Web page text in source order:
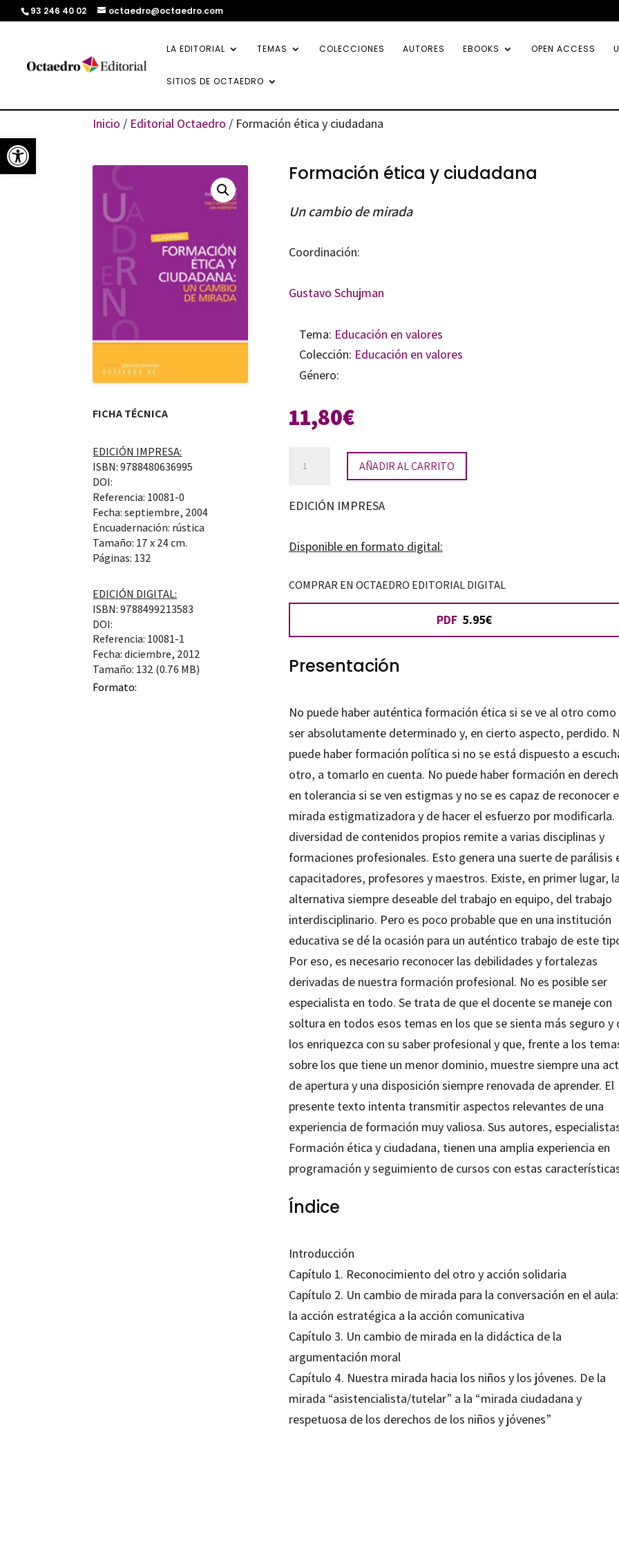
Abrir barra de herramientas
93 246 40 02 octaedro@octaedro.com
LA EDITORIAL TEMAS COLECCIONES AUTORES EBOOKS OPEN ACCESS
SITIOS DE OCTAEDRO
Inicio / Editorial Octaedro / Formación ética y ciudadana
FICHA TÉCNICA
EDICIÓN IMPRESA:
ISBN: 9788480636995
DOI:
Referencia: 10081-0
Fecha: septiembre, 2004
Encuadernación: rústica
Tamaño: 17 x 24 cm.
Páginas: 132
EDICIÓN DIGITAL:
ISBN: 9788499213583
DOI:
Referencia: 10081-1
Fecha: diciembre, 2012
Tamaño: 132 (0.76 MB)
Formato:
Formación ética y ciudadana
Un cambio de mirada
Coordinación:
Gustavo Schujman
Tema: Educación en valores
Colección: Educación en valores
Género:
11,80€
y
cantidad
AÑADIR AL CARRITO
EDICIÓN IMPRESA
Disponible en formato digital:
COMPRAR EN OCTAEDRO EDITORIAL DIGITAL
PDF 5.95€
Presentación
No puede haber auténtica formación ética si se ve al otro como
ser absolutamente determinado y, en cierto aspecto, perdido.
puede haber formación política si no se está dispuesto a
otro, a tomarlo en cuenta. No puede haber formación en
en tolerancia si se ven estigmas y no se es capaz de reconocer
mirada estigmatizadora y de hacer el esfuerzo por modificarla.
diversidad de contenidos propios remite a varias disciplinas y
formaciones profesionales. Esto genera una suerte de parálisis
capacitadores, profesores y maestros. Existe, en primer lugar,
alternativa siempre deseable del trabajo en equipo, del trabajo
interdisciplinario. Pero es poco probable que en una institución
educativa se dé la ocasión para un auténtico trabajo de este
Por eso, es necesario reconocer las debilidades y fortalezas
derivadas de nuestra formación profesional. No es posible ser
especialista en todo. Se trata de que el docente se maneje con
soltura en todos esos temas en los que se sienta más seguro y
los enriquezca con su saber profesional y que, frente a los
sobre los que tiene un menor dominio, muestre siempre una
de apertura y una disposición siempre renovada de aprender. El
presente texto intenta transmitir aspectos relevantes de una
experiencia de formación muy valiosa. Sus autores,
Formación ética y ciudadana, tienen una amplia experiencia en
programación y seguimiento de cursos con estas
Índice
Introducción
Capítulo 1. Reconocimiento del otro y acción solidaria
Capítulo 2. Un cambio de mirada para la conversación en el
la acción estratégica a la acción comunicativa
Capítulo 3. Un cambio de mirada en la didáctica de la
argumentación moral
Capítulo 4. Nuestra mirada hacia los niños y los jóvenes. De la
mirada “asistencialista/tutelar” a la “mirada ciudadana y
respetuosa de los derechos de los niños y jóvenes”